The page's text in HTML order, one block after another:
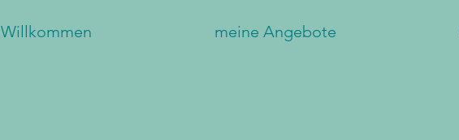
Willkommen meine Angebote